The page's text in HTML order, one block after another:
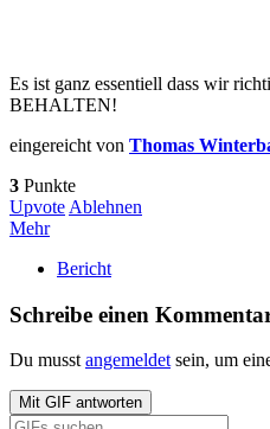
Es ist ganz essentiell dass wir
BEHALTEN!
eingereicht von Thomas
3 Punkte
Upvote Ablehnen
Mehr
Bericht
Schreibe einen
Du musst angemeldet sein, um
Mit GIF antworten